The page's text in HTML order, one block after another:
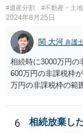
伸長して調査したと
つかったため相続し
#遺産分割 #不動産・土
2024年8月25日
関 大河 弁護
相続時に3000万円の
600万円の非課税枠
万円の非課税枠の範
範囲となります。
また、全員で相続
こともできます。こ
6 相続放棄し